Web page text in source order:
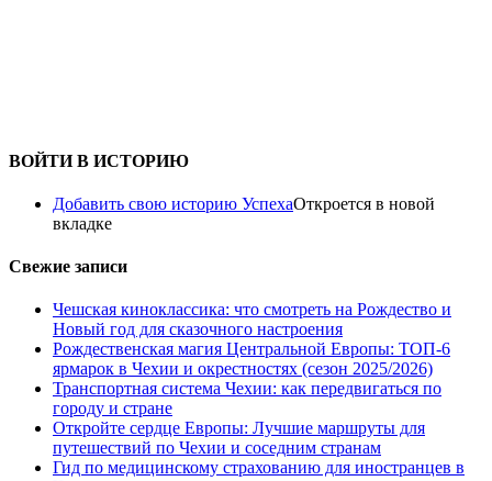
ВОЙТИ В ИСТОРИЮ
Добавить свою историю УспехаОткроется в новой
вкладке
Свежие записи
Чешская киноклассика: что смотреть на Рождество и
Новый год для сказочного настроения
Рождественская магия Центральной Европы: ТОП-6
ярмарок в Чехии и окрестностях (сезон 2025/2026)
Транспортная система Чехии: как передвигаться по
городу и стране
Откройте сердце Европы: Лучшие маршруты для
путешествий по Чехии и соседним странам
Гид по медицинскому страхованию для иностранцев в